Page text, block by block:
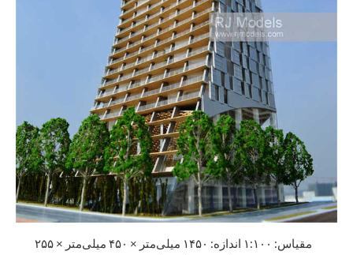
مقیاس: ۱:۱۰۰ اندازه: ۱۴۵۰ میلی‌متر × ۴۵۰ میلی‌متر × ۲۵۵